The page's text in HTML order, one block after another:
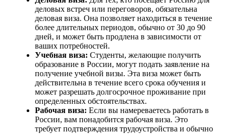
деловых встреч или переговоров, обязательна
деловая виза. Она позволяет находиться в течение
более длительных периодов, обычно от 30 до 90
дней, и может быть продлена в зависимости от
ваших потребностей.
Учебная виза: Студенты, желающие получить
образование в России, могут подать заявление на
получение учебной визы. Эта виза может быть
действительна в течение всего срока обучения и
может разрешать долгосрочное проживание при
определенных обстоятельствах.
Рабочая виза: Если вы намереваетесь работать в
России, вам понадобится рабочая виза. Это
требует подтверждения трудоустройства и обычно